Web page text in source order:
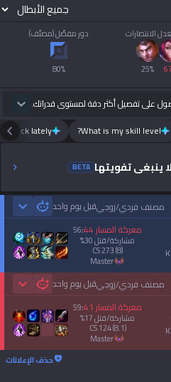
الانتصارات
25%
دور مفضّل (مصنّف)
80%
على تفصيل أكثر دقة لمستوى قدراتك.
What is my skill level?
luck lately?
ينبغي تفويتها BETA
مصنف فردي/زوجيقبل يوم واحد
معركة المسار44
:
56
مشاركة/قتل30
%
CS273(8)
master
مصنف فردي/زوجيقبل يوم واحد
معركة المسار 41
:
59
مشاركة/قتل17
%
CS124(8.1)
master
حذف الإعلانات